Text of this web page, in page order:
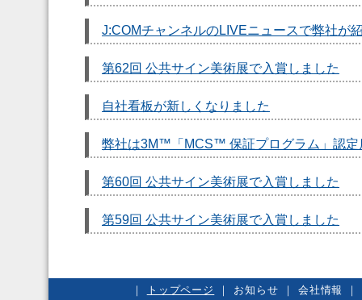
J:COMチャンネルのLIVEニュースで弊社が
第62回 公共サイン美術展で入賞しました
自社看板が新しくなりました
弊社は3M™「MCS™ 保証プログラム」認定
第60回 公共サイン美術展で入賞しました
第59回 公共サイン美術展で入賞しました
｜ トップページ ｜ お知らせ ｜ 会社情報 ｜